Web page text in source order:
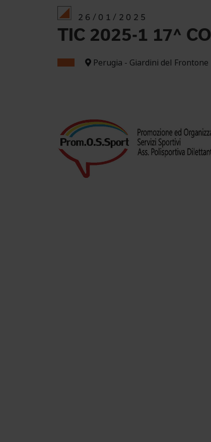
26/01/2025
TIC 2025-1 17^
Perugia - Giardini del Frontone